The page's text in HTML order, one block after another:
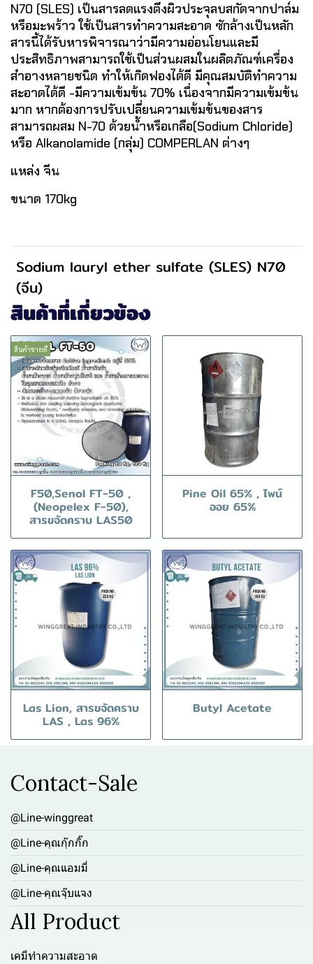
N70 (SLES) เป็นสารลดแรงตึงผิวประจุลบสกัดจากปาล์ม
หรือมะพร้าว ใช้เป็นสารทำความสะอาด ซักล้างเป็นหลัก
สารนี้ได้รับหารพิจารณาว่ามีความอ่อนโยนและมี
ประสิทธิภาพสามารถใช้เป็นส่วนผสมในผลิตภัณฑ์เครื่อง
สำอางหลายชนิด ทำให้เกิดฟองได้ดี มีคุณสมบัติทำความ
สะอาดได้ดี -มีความเข้มข้น 70% เนื่องจากมีความเข้มข้น
มาก หากต้องการปรับเปลี่ยนความเข้มข้นของสาร
สามารถผสม N-70 ด้วยน้ำหรือเกลือ(Sodium Chloride)
หรือ Alkanolamide (กลุ่ม) COMPERLAN ต่างๆ
แหล่ง จีน
ขนาด 170kg
Sodium lauryl ether sulfate (SLES) N70
(จีน)
สินค้าที่เกี่ยวข้อง
สินค้าขายดี
F50,Senol FT-50 ,
(Neopelex F-50),
สารขจัดคราบ LAS50
Pine Oil 65% , ไพน์
ออย 65%
Las Lion, สารขจัดคราบ
LAS , Las 96%
Butyl Acetate
Contact-Sale
@Line-winggreat
@Line-คุณกุ๊กกิ๊ก
@Line-คุณแอมมี่
@Line-คุณจุ๊บแจง
All Product
เคมีทำความสะอาด